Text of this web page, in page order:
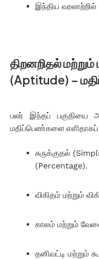
இந்திய வரலாற்றில்
திறனறிதல்
(Aptitude) –
பலர் இந்தப் பகுதியை
மதிப்பெண்களை எளிதாகப்
சுருக்குதல்
(Percentage).
விகிதம் மற்றும்
காலம் மற்றும்
தனிவட்டி மற்றும்